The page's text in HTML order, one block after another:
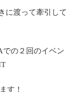
に渡って牽引して
での２回のイベン
す！